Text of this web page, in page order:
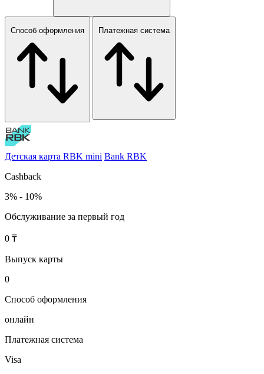
Способ оформления Платежная система
Детская карта RBK mini Bank RBK
Cashback
3% - 10%
Обслуживание за первый год
0 ₸
Выпуск карты
0
Способ оформления
онлайн
Платежная система
Visa